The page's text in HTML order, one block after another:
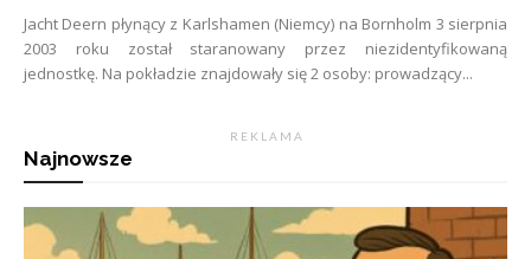
Jacht Deern płynący z Karlshamen (Niemcy) na Bornholm 3 sierpnia
2003 roku został staranowany przez niezidentyfikowaną
jednostkę. Na pokładzie znajdowały się 2 osoby: prowadzący...
R E K L A M A
Najnowsze